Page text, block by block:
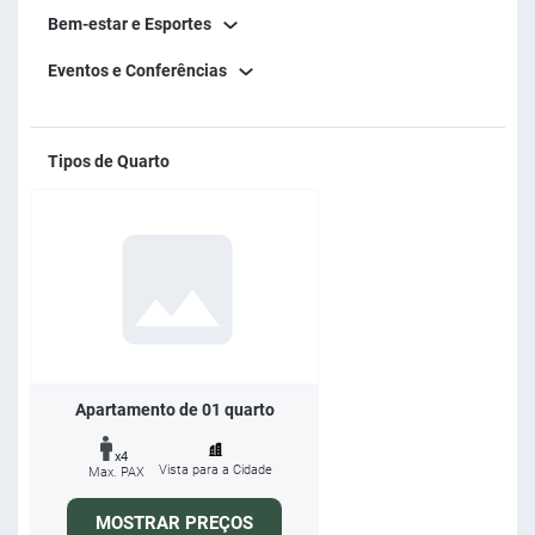
Bem-estar e Esportes
Eventos e Conferências
Tipos de Quarto
Apartamento de 01 quarto
x4
Max. PAX
Vista para a Cidade
MOSTRAR PREÇOS